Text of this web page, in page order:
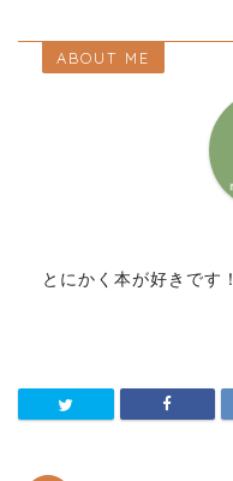
ABOUT ME
とにかく本が好きです！